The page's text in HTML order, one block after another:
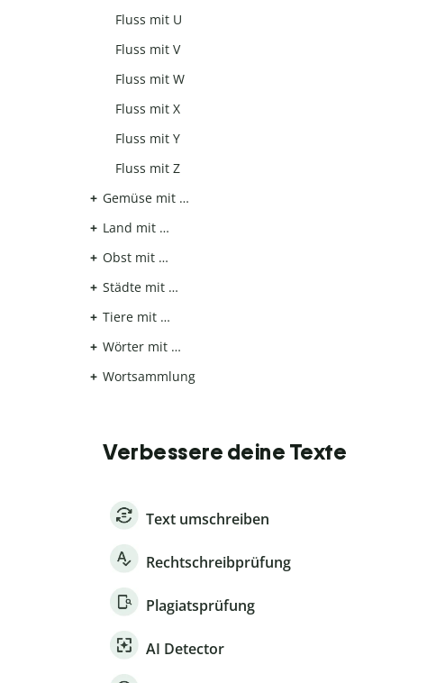
Fluss mit U
Fluss mit V
Fluss mit W
Fluss mit X
Fluss mit Y
Fluss mit Z
Gemüse mit …
Land mit …
Obst mit …
Städte mit …
Tiere mit …
Wörter mit …
Wortsammlung
Verbessere deine Texte
Text umschreiben
Rechtschreibprüfung
Plagiatsprüfung
AI Detector